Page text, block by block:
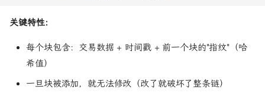
关键特性：
每个块包含：交易数据 + 时间戳 + 前一个块的"指纹"（哈
希值）
一旦块被添加，就无法修改（改了就破坏了整条链）